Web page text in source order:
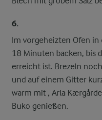
6.
Im vorgeheizten Ofen
18 Minuten backen, bis
erreicht ist. Brezeln
und auf einem Gitter
warm mit , Arla
Buko genießen.